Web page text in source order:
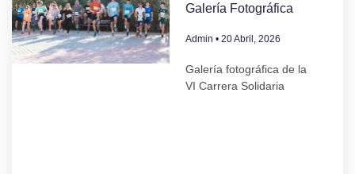
Galería Fotográfica
Admin 20 Abril, 2026
Galería fotográfica de la
VI Carrera Solidaria